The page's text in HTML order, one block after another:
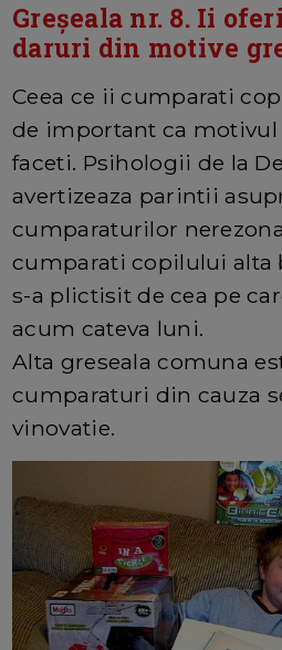
Greșeala nr. 8. Ii
daruri din motive
Ceea ce ii cumparati
de important ca motivul
faceti. Psihologii de la
avertizeaza parintii
cumparaturilor
cumparati copilului alta
s-a plictisit de cea pe
acum cateva luni.
Alta greseala comuna
cumparaturi din cauza
vinovatie.